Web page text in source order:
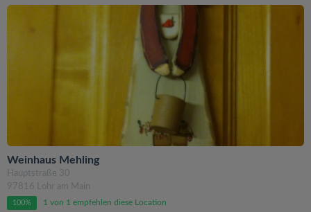
Weinhaus Mehling
Hauptstraße 30
97816 Lohr am Main
100% 1 von 1 empfehlen diese Location